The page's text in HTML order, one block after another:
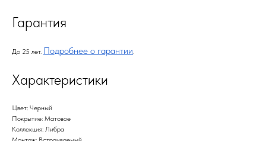
Гарантия
До 25 лет. Подробнее о гарантии.
Характеристики
Цвет: Черный
Покрытие: Матовое
Коллекция: Либра